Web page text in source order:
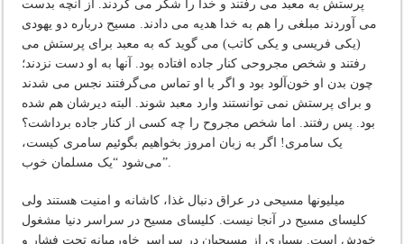
پرستش به معبد می رفتند و خدا را شکر می کردند. از آنچه بدست
می آوردند مبلغی را هم به خدا هدیه می دادند. مسیح درباره دو یهودی
(یکی فریسی و یکی کاتب) می گوید که به معبد برای پرستش می
رفتند و شخص مجروحی کنار جاده افتاده بود. آنها به او دست نزدند؛
چون بدن او خون‌آلود بود و اگر با او تماس می‌گرفتند نجس می شدند
و برای پرستش نمی توانستند وارد معبد شوند. البته دیرشان هم شده
بود. پس رفتند. اما شخص مجروح را چه کسی از کنار جاده برداشت؟
یک سامری! اگر به زبان امروز بخواهیم بگوئیم سامری کیست،
می‌شود “یک مسلمان خوب”.
میلیونها مسیحی در عراق دنبال غذا، کاشانه و امنیت هستند ولی
کلیسای مسیح در آنجا نیست. کلیسای مسیح در سراسر دنیا مشغول
خودش است. بسیاری از مسیحیان در سراسر خاورمیانه تحت فشار و